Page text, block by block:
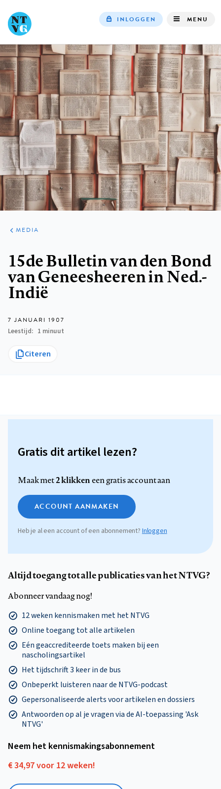
navigation
INLOGGEN MENU
ARTIKELEN
VARIA
MEDIA
15de Bulletin van den Bond
van Geneesheeren in Ned.-
Indië
7 JANUARI 1907
Leestijd
1 minuut
Citeren
Gratis dit artikel lezen?
Maak met2 klikkeneen gratis account aan
ACCOUNT AANMAKEN
Heb je al een account of een abonnement? Inloggen
Altijd toegang tot alle publicaties van het NTVG?
Abonneer vandaag nog!
12 weken kennismaken met het NTVG
Online toegang tot alle artikelen
Eén geaccrediteerde toets maken bij een
nascholingsartikel
Het tijdschrift 3 keer in de bus
Onbeperkt luisteren naar de NTVG-podcast
Gepersonaliseerde alerts voor artikelen en dossiers
Antwoorden op al je vragen via de AI-toepassing 'Ask
NTVG'
Neem het kennismakings­abonnement
€ 34,97 voor 12 weken!